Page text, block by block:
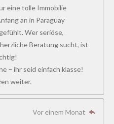
eine tolle Immobilie
an in Paraguay
Wer seriöse,
Beratung sucht, ist
– ihr seid einfach klasse!
weiter.
Vor einem Monat